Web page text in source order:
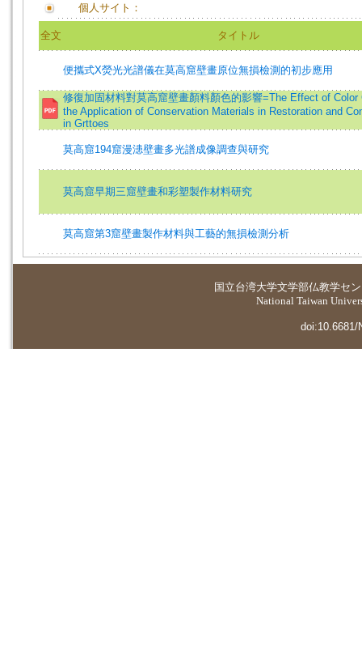
個人サイト：
全文 タイトル
便攜式X熒光光譜儀在莫高窟壁畫原位無損檢測的初步應用
修復加固材料對莫高窟壁畫顏料顏色的影響=The Effect of Color
the Application of Conservation Materials in Restoration and
in Grttoes
莫高窟194窟漫漶壁畫多光譜成像調查與研究
莫高窟早期三窟壁畫和彩塑製作材料研究
莫高窟第3窟壁畫製作材料與工藝的無損檢測分析
国立台湾大学文学部仏教学セ
National Taiwan
doi:10.6681/